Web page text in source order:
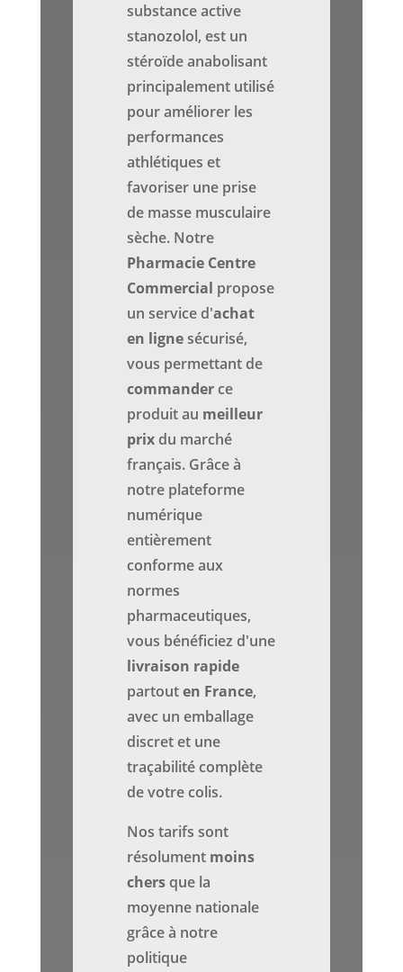
substance active
stanozolol, est un
stéroïde anabolisant
principalement utilisé
pour améliorer les
performances
athlétiques et
favoriser une prise
de masse musculaire
sèche. Notre
Pharmacie Centre
Commercial propose
un service d'achat
en lignesécurisé,
vous permettant de
commanderce
produit au meilleur
prixdu marché
français. Grâce à
notre plateforme
numérique
entièrement
conforme aux
normes
pharmaceutiques,
vous bénéficiez d'une
livraison rapide
partouten France,
avec un emballage
discret et une
traçabilité complète
de votre colis.
Nos tarifs sont
résolument moins
chersque la
moyenne nationale
grâce à notre
politique